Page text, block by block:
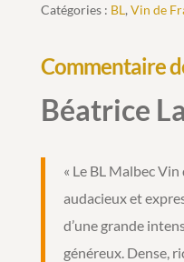
Catégories : BL, Vin de
Commentaire
Béatrice
« Le BL Malbec
audacieux et
d’une grande
généreux. Dense,